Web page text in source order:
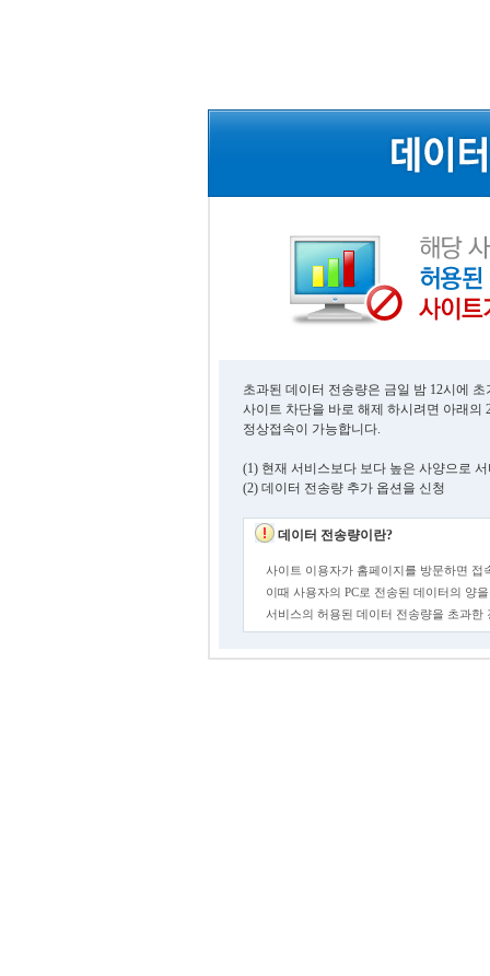
초과된 데이터 전송량은 금일 밤 12시에
사이트 차단을 바로 해제 하시려면 아래의
정상접속이 가능합니다.
(1) 현재 서비스보다 보다 높은 사양으로
(2) 데이터 전송량 추가 옵션을 신청
데이터 전송량이란?
사이트 이용자가 홈페이지를 방문하면 접
이때 사용자의 PC로 전송된 데이터의 양
서비스의 허용된 데이터 전송량을 초과